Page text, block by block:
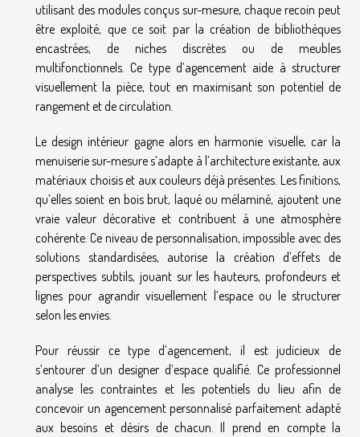
utilisant des modules conçus sur-mesure, chaque recoin peut
être exploité, que ce soit par la création de bibliothèques
encastrées, de niches discrètes ou de meubles
multifonctionnels. Ce type d’agencement aide à structurer
visuellement la pièce, tout en maximisant son potentiel de
rangement et de circulation.
Le design intérieur gagne alors en harmonie visuelle, car la
menuiserie sur-mesure s’adapte à l’architecture existante, aux
matériaux choisis et aux couleurs déjà présentes. Les finitions,
qu’elles soient en bois brut, laqué ou mélaminé, ajoutent une
vraie valeur décorative et contribuent à une atmosphère
cohérente. Ce niveau de personnalisation, impossible avec des
solutions standardisées, autorise la création d’effets de
perspectives subtils, jouant sur les hauteurs, profondeurs et
lignes pour agrandir visuellement l’espace ou le structurer
selon les envies.
Pour réussir ce type d’agencement, il est judicieux de
s’entourer d’un designer d’espace qualifié. Ce professionnel
analyse les contraintes et les potentiels du lieu afin de
concevoir un agencement personnalisé parfaitement adapté
aux besoins et désirs de chacun. Il prend en compte la